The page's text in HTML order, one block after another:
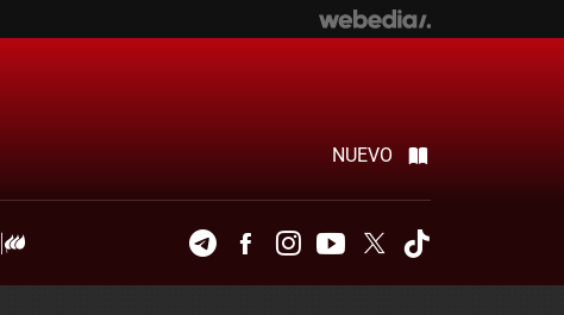
NUEVO
TelegramFacebookInstagramYoutubeTwitter